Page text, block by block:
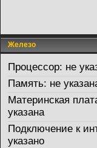
Железо
Процессор: не
Память: не
Материнская
указана
Подключение к
указано